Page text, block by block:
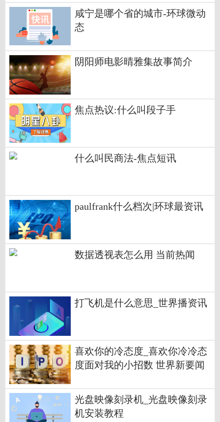
咸宁是哪个省的城市-环球微动
态
阴阳师电影晴雅集故事简介
焦点热议:什么叫段子手
什么叫民商法-焦点短讯
paulfrank什么档次|环球最资讯
数据透视表怎么用 当前热闻
打飞机是什么意思_世界播资讯
喜欢你的冷态度_喜欢你冷冷态
度面对我的小招数 世界新要闻
光盘映像刻录机_光盘映像刻录
机安装教程